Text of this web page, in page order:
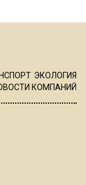
ЭКОЛОГИЯ
КОМПАНИЙ